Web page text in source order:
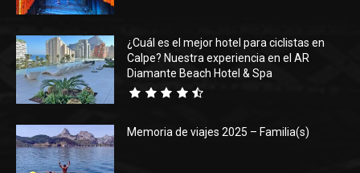
¿Cuál es el mejor hotel para ciclistas en
Calpe? Nuestra experiencia en el AR
Diamante Beach Hotel & Spa
Memoria de viajes 2025 – Familia(s)